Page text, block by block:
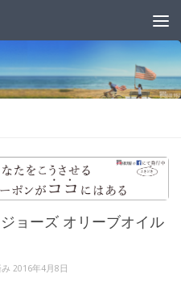
ョーズ オリーブオイル
み 2016年4月8日